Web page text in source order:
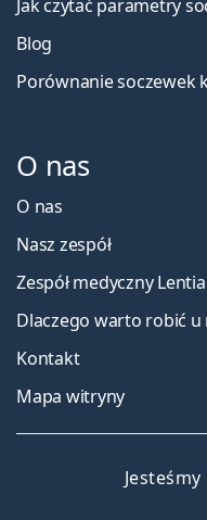
Jak czytać parametry
Blog
Porównanie soczewek
O nas
O nas
Nasz zespół
Zespół medyczny
Dlaczego warto robić u
Kontakt
Mapa witryny
Jesteśmy